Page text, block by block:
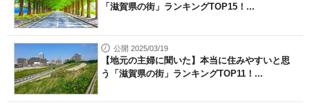
「滋賀県の街」ランキングTOP15！...
公開 2025/03/19
【地元の主婦に聞いた】本当に住みやすいと思
う「滋賀県の街」ランキングTOP11！...